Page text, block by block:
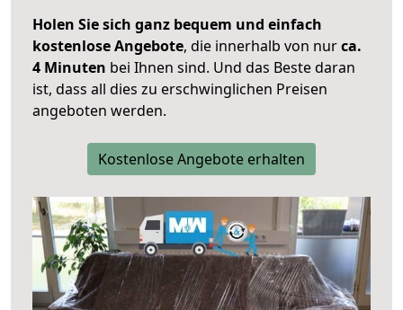
Holen Sie sich ganz bequem und einfach
kostenlose Angebote, die innerhalb von nurca.
4 Minuten bei Ihnen sind. Und das Beste daran
ist, dass all dies zu erschwinglichen Preisen
angeboten werden.
Kostenlose Angebote erhalten